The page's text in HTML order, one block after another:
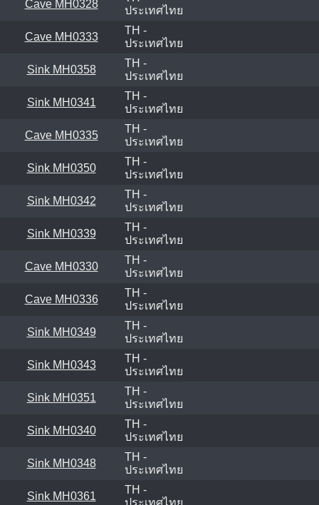
Cave MH0328
ประเทศไทย
Cave MH0333
TH -
ประเทศไทย
Sink MH0358
TH -
ประเทศไทย
Sink MH0341
TH -
ประเทศไทย
Cave MH0335
TH -
ประเทศไทย
Sink MH0350
TH -
ประเทศไทย
Sink MH0342
TH -
ประเทศไทย
Sink MH0339
TH -
ประเทศไทย
Cave MH0330
TH -
ประเทศไทย
Cave MH0336
TH -
ประเทศไทย
Sink MH0349
TH -
ประเทศไทย
Sink MH0343
TH -
ประเทศไทย
Sink MH0351
TH -
ประเทศไทย
Sink MH0340
TH -
ประเทศไทย
Sink MH0348
TH -
ประเทศไทย
Sink MH0361
TH -
ประเทศไทย